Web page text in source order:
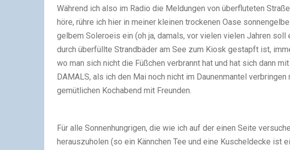
Während ich also im Radio die Meldungen von überfluteten
höre, rühre ich hier in meiner kleinen trockenen Oase
gelbem Soleroeis ein (oh ja, damals, vor vielen vielen Jahren soll
durch überfüllte Strandbäder am See zum Kiosk gestapft ist,
wo man sich nicht die Füßchen verbrannt hat und hat sich dann
DAMALS, als ich den Mai noch nicht im Daunenmantel
gemütlichen Kochabend mit Freunden.
Für alle Sonnenhungrigen, die wie ich auf der einen Seite
herauszuholen (so ein Kännchen Tee und eine Kuscheldecke ist